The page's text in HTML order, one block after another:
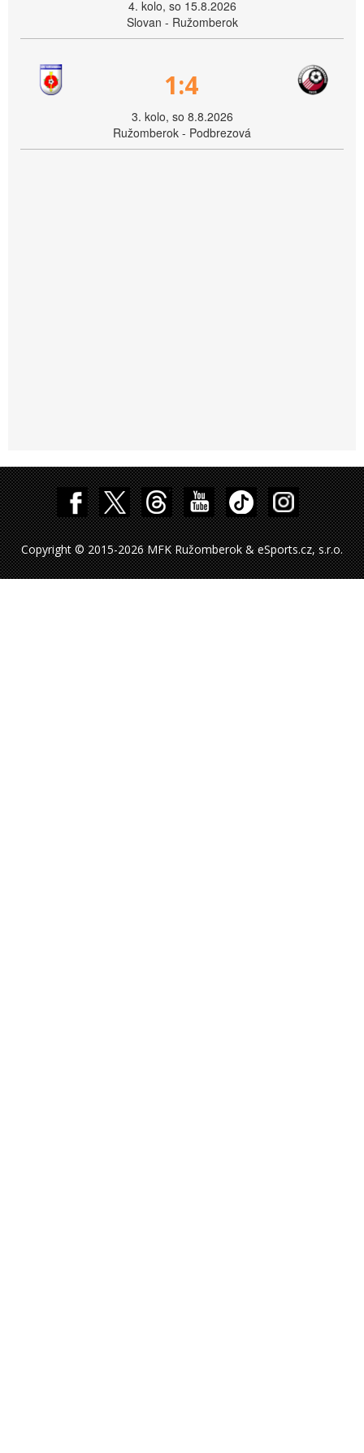
4. kolo, so 15.8.2026
Slovan - Ružomberok
1:4
3. kolo, so 8.8.2026
Ružomberok - Podbrezová
Copyright © 2015-2026 MFK Ružomberok & eSports.cz, s.r.o.